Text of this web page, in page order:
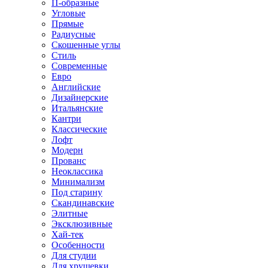
П-образные
Угловые
Прямые
Радиусные
Скошенные углы
Стиль
Современные
Евро
Английские
Дизайнерские
Итальянские
Кантри
Классические
Лофт
Модерн
Прованс
Неоклассика
Минимализм
Под старину
Скандинавские
Элитные
Эксклюзивные
Хай-тек
Особенности
Для студии
Для хрущевки